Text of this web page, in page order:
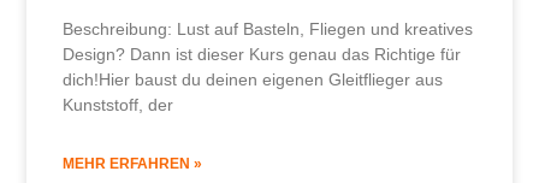
Beschreibung: Lust auf Basteln, Fliegen und kreatives
Design? Dann ist dieser Kurs genau das Richtige für
dich!Hier baust du deinen eigenen Gleitflieger aus
Kunststoff, der
MEHR ERFAHREN »